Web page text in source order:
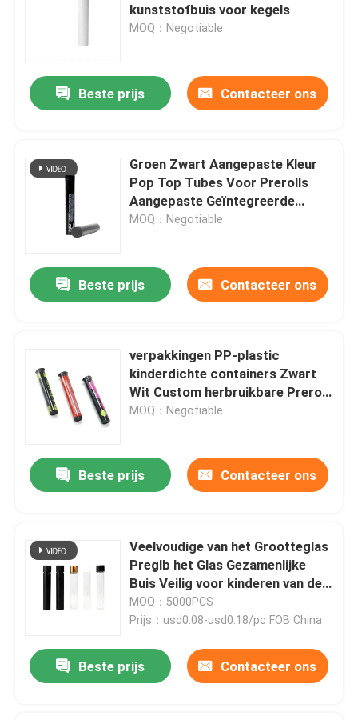
kunststofbuis voor kegels
MOQ：Negotiable
Beste prijs Contacteer ons
Groen Zwart Aangepaste Kleur
Pop Top Tubes Voor Prerolls
Aangepaste Geïntegreerde
Plastic Tubes Voor Sigaretten
MOQ：Negotiable
Beste prijs Contacteer ons
verpakkingen PP-plastic
kinderdichte containers Zwart
Wit Custom herbruikbare Preroll
Pop Top Tubes
MOQ：Negotiable
Beste prijs Contacteer ons
Veelvoudige van het Grootteglas
Preglb het Glas Gezamenlijke
Buis Veilig voor kinderen van de
het Broodjesbuis
MOQ：5000PCS
Prijs：usd0.08-usd0.18/pc FOB China
Beste prijs Contacteer ons